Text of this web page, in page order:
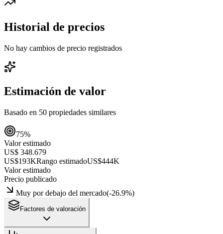
Historial de precios
No hay cambios de precio registrados
Estimación de valor
Basado en 50 propiedades similares
75%
Valor estimado
US$ 348.679
US$193KRango estimadoUS$444K
Valor estimado
Precio publicado
Muy por debajo del mercado(-26.9%)
Factores de valoración